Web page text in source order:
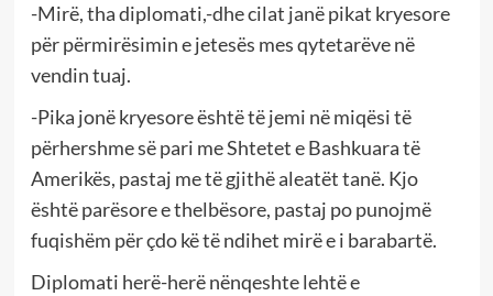
-Mirë, tha diplomati,-dhe cilat janë pikat kryesore
për përmirësimin e jetesës mes qytetarëve në
vendin tuaj.
-Pika jonë kryesore është të jemi në miqësi të
përhershme së pari me Shtetet e Bashkuara të
Amerikës, pastaj me të gjithë aleatët tanë. Kjo
është parësore e thelbësore, pastaj po punojmë
fuqishëm për çdo kë të ndihet mirë e i barabartë.
Diplomati herë-herë nënqeshte lehtë e